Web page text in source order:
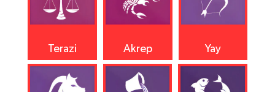
Terazi Akrep Yay